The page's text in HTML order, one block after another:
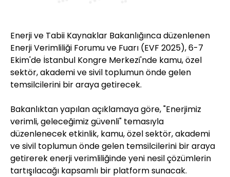
Enerji ve Tabii Kaynaklar Bakanlığınca düzenlenen
Enerji Verimliliği Forumu ve Fuarı (EVF 2025), 6-7
Ekim'de İstanbul Kongre Merkezi'nde kamu, özel
sektör, akademi ve sivil toplumun önde gelen
temsilcilerini bir araya getirecek.
Bakanlıktan yapılan açıklamaya göre, "Enerjimiz
verimli, geleceğimiz güvenli" temasıyla
düzenlenecek etkinlik, kamu, özel sektör, akademi
ve sivil toplumun önde gelen temsilcilerini bir araya
getirerek enerji verimliliğinde yeni nesil çözümlerin
tartışılacağı kapsamlı bir platform sunacak.